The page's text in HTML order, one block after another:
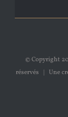
© Copyright
réservés | Une